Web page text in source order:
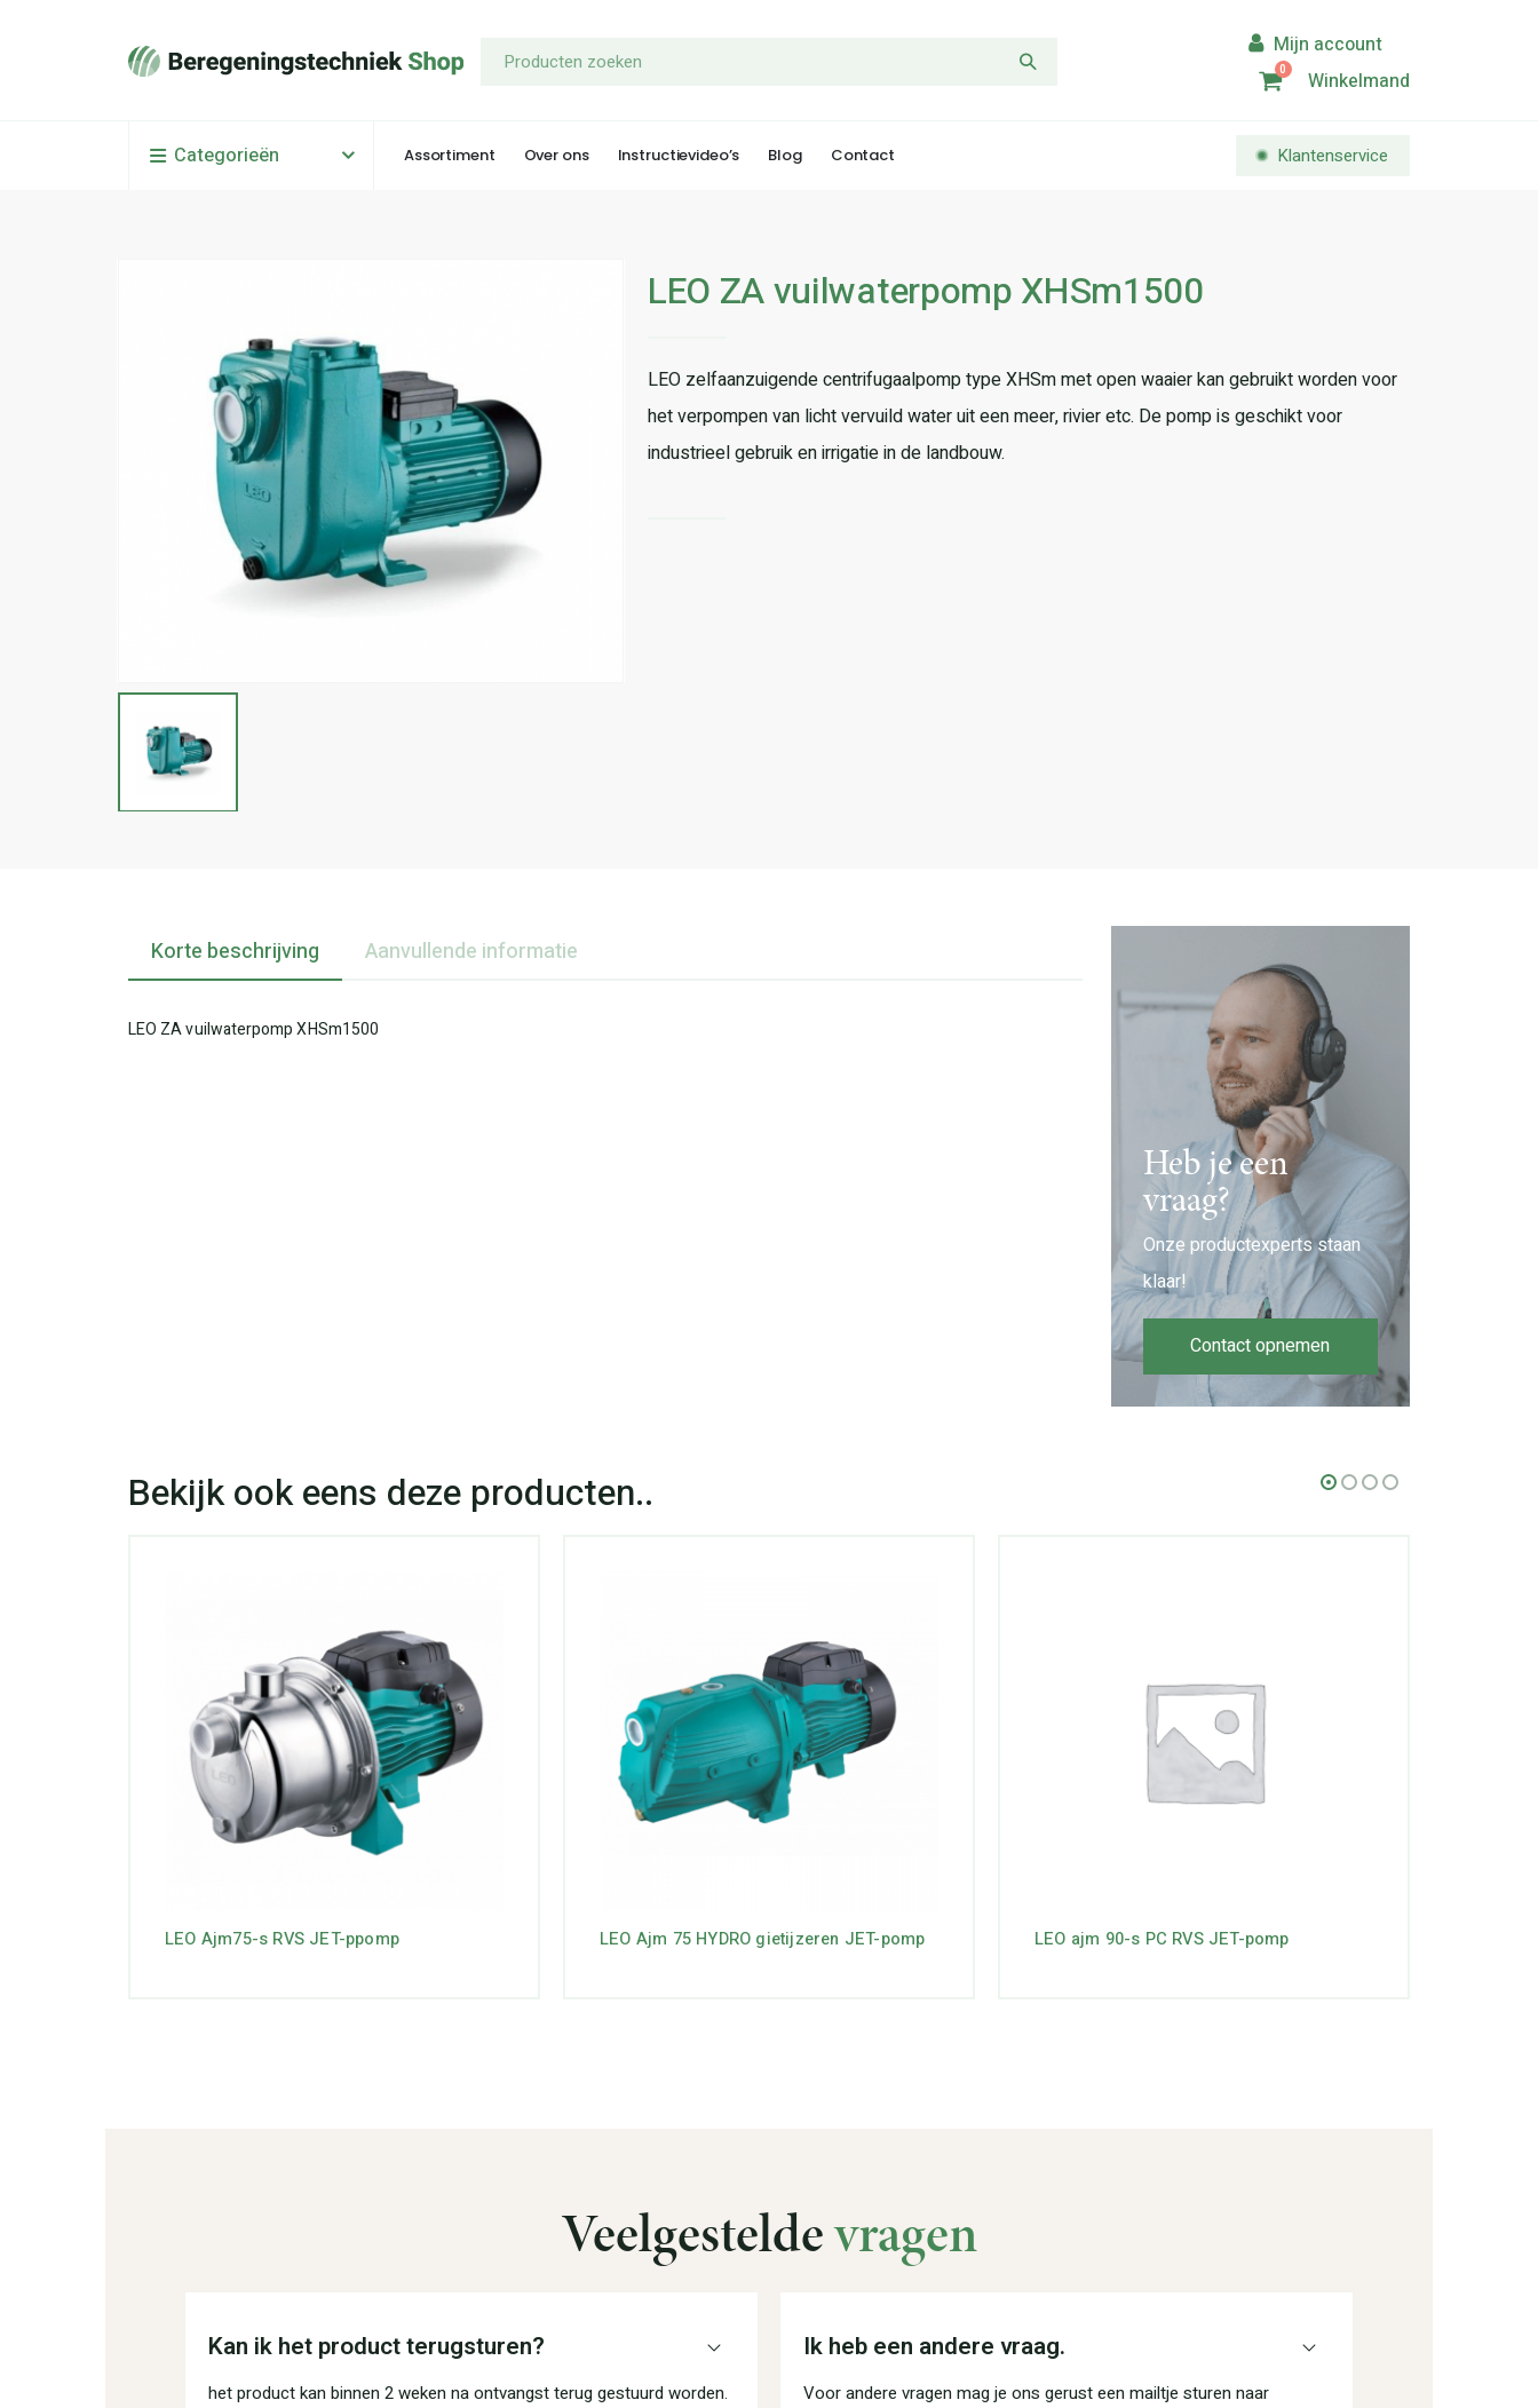
0 Winkelmand
Categorieën Assortiment Over ons Instructievideo’s Blog Contact Klantenservice
LEO ZA vuilwaterpomp XHSm1500
LEO zelfaanzuigende centrifugaalpomp type XHSm met open waaier kan gebruikt worden voor
het verpompen van licht vervuild water uit een meer, rivier etc. De pomp is geschikt voor
industrieel gebruik en irrigatie in de landbouw.
Korte beschrijving Aanvullende informatie
LEO ZA vuilwaterpomp XHSm1500
Heb je een
vraag?
Onze productexperts staan
klaar!
Contact opnemen
LEO Ajm75-s RVS JET-ppomp LEO Ajm 75 HYDRO gietijzeren JET-pomp LEO ajm 90-s PC RVS JET-pomp
Veelgesteldevragen
Kan ik het product terugsturen?
het product kan binnen 2 weken na ontvangst terug gestuurd worden.
Ik heb een andere vraag.
Voor andere vragen mag je ons gerust een mailtje sturen naar